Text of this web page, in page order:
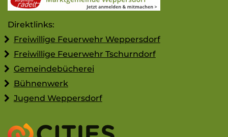
Direktlinks:
Freiwillige Feuerwehr Weppersdorf
Freiwillige Feuerwehr Tschurndorf
Gemeindebücherei
Bühnenwerk
Jugend Weppersdorf